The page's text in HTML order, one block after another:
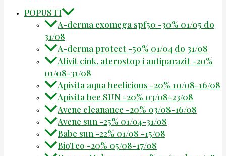
POPUSTI
A-derma exomega spf50 -30% 01/05 do
31/08
A-derma protect -50% 01/04 do 31/08
Alivit cink, aterostop i antiparazit -20%
01/08-31/08
Apivita aqua beelicious -20% 10/08-16/08
Apivita bee SUN -20% 03/08-23/08
Avene cleanance -20% 03/08-16/08
Avene sun -25% 01/04-31/08
Babe sun -22% 01/08 -15/08
BioTeo -20% 05/08-17/08